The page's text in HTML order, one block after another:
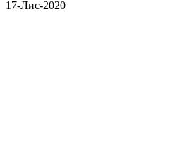
17-Лис-2020